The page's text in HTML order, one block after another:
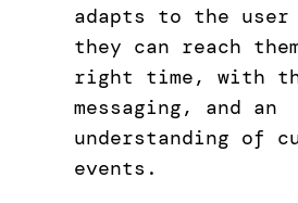
adapts to the
they can reach
right time, with
messaging, and an
understanding of
events.